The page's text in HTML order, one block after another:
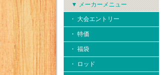
▼ メーカーメニュー
・ 大会エントリー
・ 特価
・ 福袋
・ ロッド